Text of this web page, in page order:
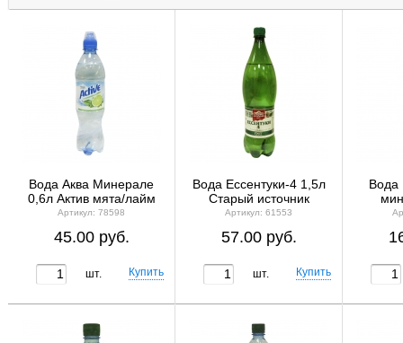
Вода Аква Минерале
0,6л Актив мята/лайм
Артикул: 78598
45.00 руб.
шт.
Вода Ессентуки-4 1,5л
Старый источник
Артикул: 61553
57.00 руб.
шт.
Вода